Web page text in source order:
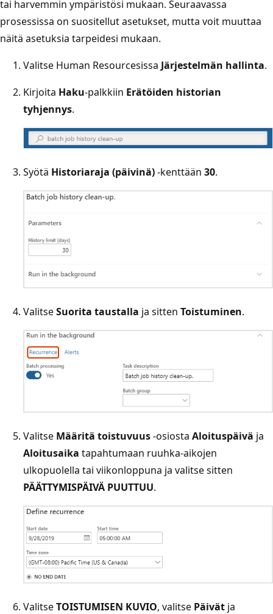
tai harvemmin ympäristösi mukaan. Seuraavassa
prosessissa on suositellut asetukset, mutta voit muuttaa
näitä asetuksia tarpeidesi mukaan.
Valitse Human Resourcesissa Järjestelmän hallinta.
Kirjoita Haku-palkkiin Erätöiden historian
tyhjennys.
Syötä Historiaraja (päivinä)-kenttään 30.
ValitseSuorita taustalla ja sitten Toistuminen.
Valitse Määritä toistuvuus-osiosta Aloituspäivä ja
Aloitusaika tapahtumaan ruuhka-aikojen
ulkopuolella tai viikonloppuna ja valitse sitten
PÄÄTTYMISPÄIVÄ PUUTTUU.
ValitseTOISTUMISEN KUVIO, valitse Päivät ja